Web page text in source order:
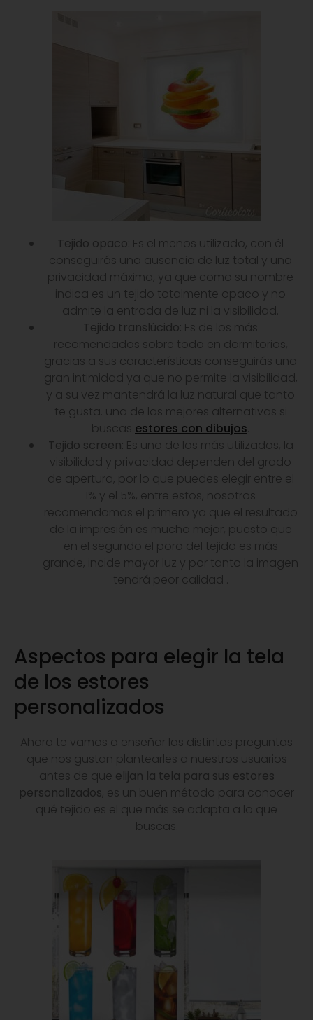
Tejido opaco: Es el menos utilizado, con él
conseguirás una ausencia de luz total y una
privacidad máxima, ya que como su nombre
indica es un tejido totalmente opaco y no
admite la entrada de luz ni la visibilidad.
Tejido translúcido: Es de los más
recomendados sobre todo en dormitorios,
gracias a sus características conseguirás una
gran intimidad ya que no permite la visibilidad,
y a su vez mantendrá la luz natural que tanto
te gusta. una de las mejores alternativas si
buscas estores con dibujos
Tejido screen: Es uno de los más utilizados, la
visibilidad y privacidad dependen del grado
de apertura, por lo que puedes elegir entre el
1% y el 5%, entre estos, nosotros
recomendamos el primero ya que el resultado
de la impresión es mucho mejor, puesto que
en el segundo el poro del tejido es más
grande, incide mayor luz y por tanto la imagen
tendrá peor calidad .
Aspectos para elegir la tela
de los estores
personalizados
Ahora te vamos a enseñar las distintas preguntas
que nos gustan plantearles a nuestros usuarios
antes de que elijan la tela para sus estores
personalizados, es un buen método para conocer
qué tejido es el que más se adapta a lo que
buscas.